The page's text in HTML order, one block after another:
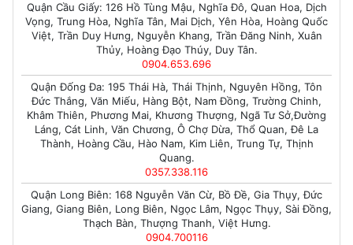
Quận Cầu Giấy: 126 Hồ Tùng Mậu, Nghĩa Đô, Quan Hoa, Dịch
Vọng, Trung Hòa, Nghĩa Tân, Mai Dịch, Yên Hòa, Hoàng Quốc
Việt, Trần Duy Hưng, Nguyễn Khang, Trần Đăng Ninh, Xuân
Thủy, Hoàng Đạo Thúy, Duy Tân.
0904.653.696
Quận Đống Đa: 195 Thái Hà, Thái Thịnh, Nguyên Hồng, Tôn
Đức Thắng, Văn Miếu, Hàng Bột, Nam Đồng, Trường Chinh,
Khâm Thiên, Phương Mai, Khương Thượng, Ngã Tư Sở,Đường
Láng, Cát Linh, Văn Chương, Ô Chợ Dừa, Thổ Quan, Đê La
Thành, Hoàng Cầu, Hào Nam, Kim Liên, Trung Tự, Thịnh
Quang.
0357.338.116
Quận Long Biên: 168 Nguyễn Văn Cừ, Bồ Đề, Gia Thụy, Đức
Giang, Giang Biên, Long Biên, Ngọc Lâm, Ngọc Thụy, Sài Đồng,
Thạch Bàn, Thượng Thanh, Việt Hưng.
0904.700116